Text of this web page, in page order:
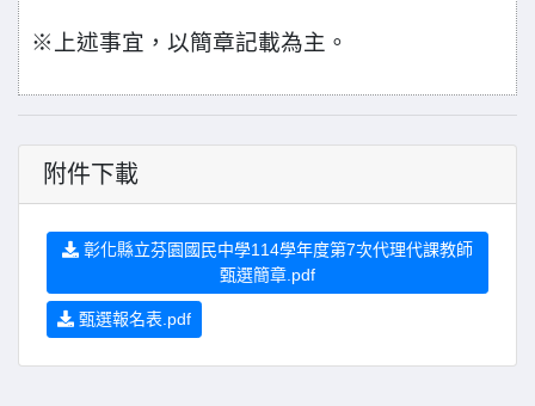
※ 上述事宜，以簡章記載為主。
附件下載
彰化縣立芬園國民中學114學年度第7次代理代課教師
甄選簡章.pdf
甄選報名表.pdf